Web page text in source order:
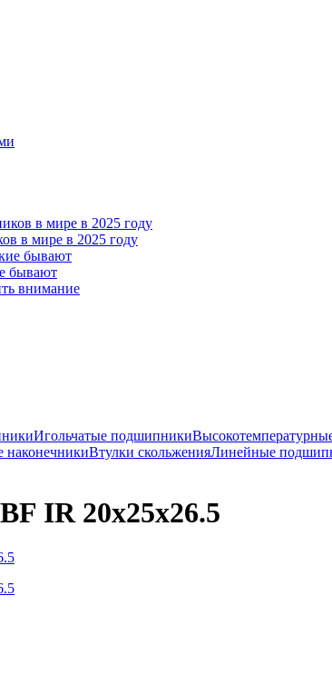
в мире в 2025 году
бывают
внимание
Игольчатые подшипники
Втулки скольженияЛинейные
IR 20x25x26.5